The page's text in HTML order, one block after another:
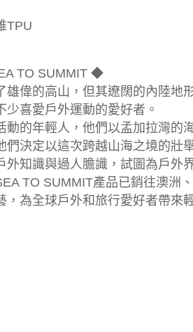
TPU
TO SUMMIT ◆
雄偉的高山，但其遼闊的內陸地
少喜愛戶外運動的愛好者。
動的年輕人，他們以孟加拉灣的
們決定以這次跨越山海之境的壯
外知識與過人膽識，試圖為戶外
TO SUMMIT產品已銷往澳洲
，為全球戶外和旅行愛好者帶來